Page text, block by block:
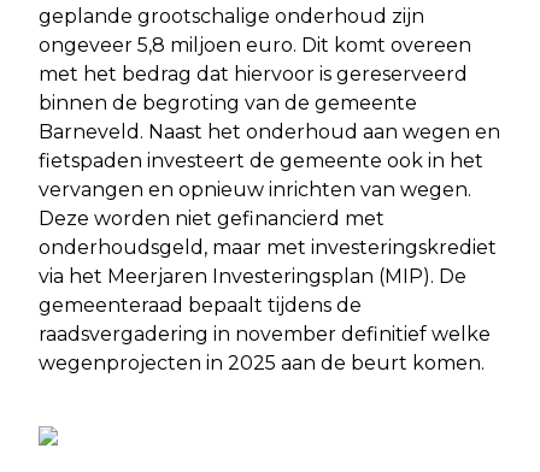
geplande grootschalige onderhoud zijn
ongeveer 5,8 miljoen euro. Dit komt overeen
met het bedrag dat hiervoor is gereserveerd
binnen de begroting van de gemeente
Barneveld. Naast het onderhoud aan wegen en
fietspaden investeert de gemeente ook in het
vervangen en opnieuw inrichten van wegen.
Deze worden niet gefinancierd met
onderhoudsgeld, maar met investeringskrediet
via het Meerjaren Investeringsplan (MIP). De
gemeenteraad bepaalt tijdens de
raadsvergadering in november definitief welke
wegenprojecten in 2025 aan de beurt komen.